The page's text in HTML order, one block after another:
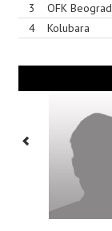
3
OFK Beograd
4
Kolubara